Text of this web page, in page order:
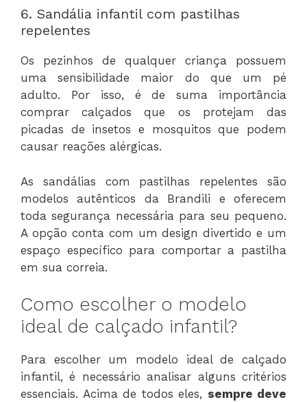
6. Sandália infantil com pastilhas
repelentes
Os pezinhos de qualquer criança possuem
uma sensibilidade maior do que um pé
adulto. Por isso, é de suma importância
comprar calçados que os protejam das
picadas de insetos e mosquitos que podem
causar reações alérgicas.
As sandálias com pastilhas repelentes são
modelos autênticos da Brandili e oferecem
toda segurança necessária para seu pequeno.
A opção conta com um design divertido e um
espaço específico para comportar a pastilha
em sua correia.
Como escolher o modelo
ideal de calçado infantil?
Para escolher um modelo ideal de calçado
infantil, é necessário analisar alguns critérios
essenciais. Acima de todos eles, sempre deve